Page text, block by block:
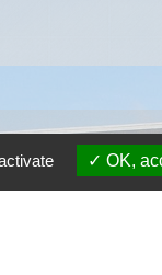
OK,